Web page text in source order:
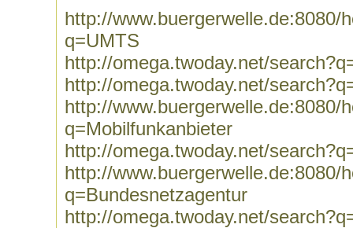
http://www.buergerwelle.de:8080/
q=UMTS
http://omega.twoday.net/
http://omega.twoday.net/
http://www.buergerwelle.de:8080/
q=Mobilfunkanbieter
http://omega.twoday.net/
http://www.buergerwelle.de:8080/
q=Bundesnetzagentur
http://omega.twoday.net/